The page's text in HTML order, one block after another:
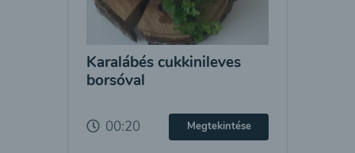
Karalábés cukkinileves
borsóval
00:20 Megtekintése